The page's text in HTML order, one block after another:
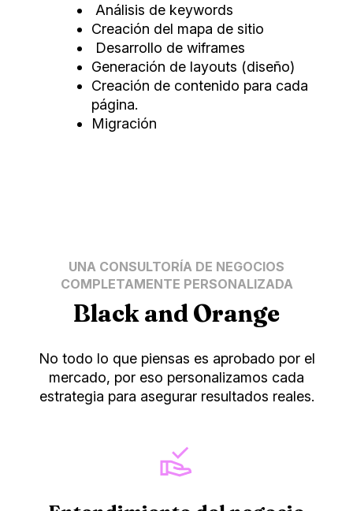
Análisis de keywords
Creación del mapa de sitio
Desarrollo de wiframes
Generación de layouts (diseño)
Creación de contenido para cada
página.
Migración
UNA CONSULTORÍA DE NEGOCIOS
COMPLETAMENTE PERSONALIZADA
Black and Orange
No todo lo que piensas es aprobado por el
mercado, por eso personalizamos cada
estrategia para asegurar resultados reales.